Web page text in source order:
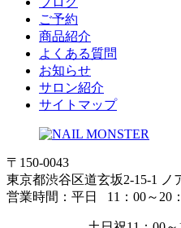
ご予約
商品紹介
よくある質問
お知らせ
サロン紹介
サイトマップ
〒150-0043
東京都渋谷区道玄坂2-15-1 ノ
営業時間：平日 11：00～20